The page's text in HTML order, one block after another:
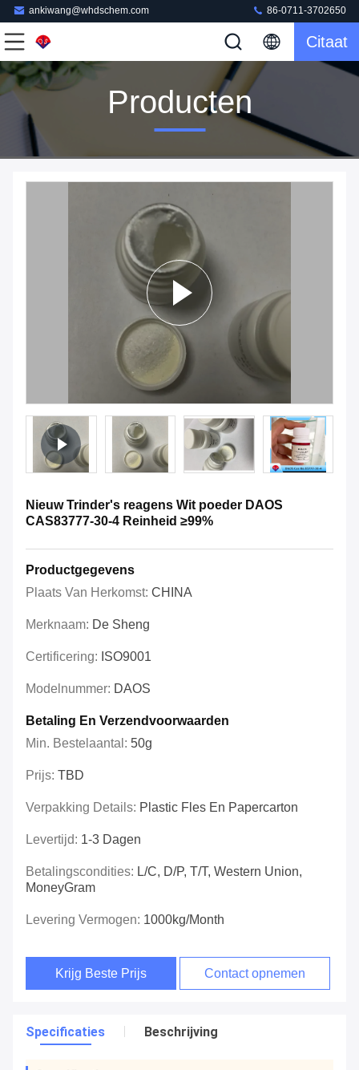
ankiwang@whdschem.com 86-0711-3702650
Citaat
Producten
Nieuw Trinder's reagens Wit poeder DAOS
CAS83777-30-4 Reinheid ≥99%
Productgegevens
Plaats Van Herkomst: CHINA
Merknaam: De Sheng
Certificering: ISO9001
Modelnummer: DAOS
Betaling En Verzendvoorwaarden
Min. Bestelaantal: 50g
Prijs: TBD
Verpakking Details: Plastic Fles En Papercarton
Levertijd: 1-3 Dagen
Betalingscondities: L/C, D/P, T/T, Western Union,
MoneyGram
Levering Vermogen: 1000kg/Month
Krijg Beste Prijs Contact opnemen
Specificaties Beschrijving